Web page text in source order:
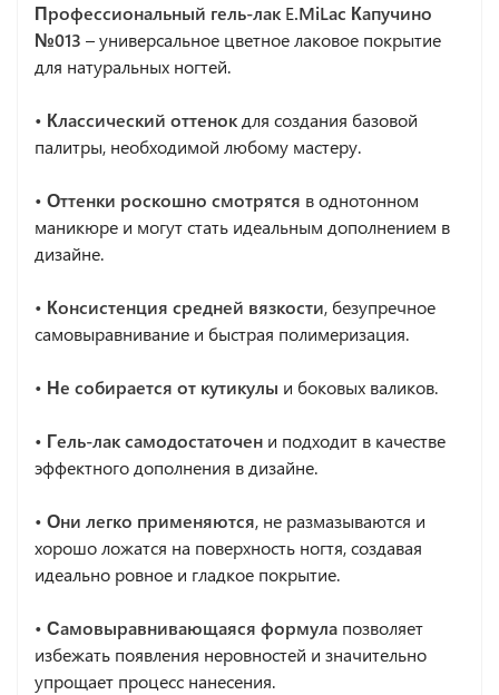
Профессиональный гель-лак E.MiLac Капучино
№013 – универсальное цветное лаковое покрытие
для натуральных ногтей.
• Классический оттенок для создания базовой
палитры, необходимой любому мастеру.
• Оттенки роскошно смотрятся в однотонном
маникюре и могут стать идеальным дополнением в
дизайне.
• Консистенция средней вязкости, безупречное
самовыравнивание и быстрая полимеризация.
• Не собирается от кутикулы и боковых валиков.
• Гель-лак самодостаточен и подходит в качестве
эффектного дополнения в дизайне.
• Они легко применяются, не размазываются и
хорошо ложатся на поверхность ногтя, создавая
идеально ровное и гладкое покрытие.
• Самовыравнивающаяся формула позволяет
избежать появления неровностей и значительно
упрощает процесс нанесения.